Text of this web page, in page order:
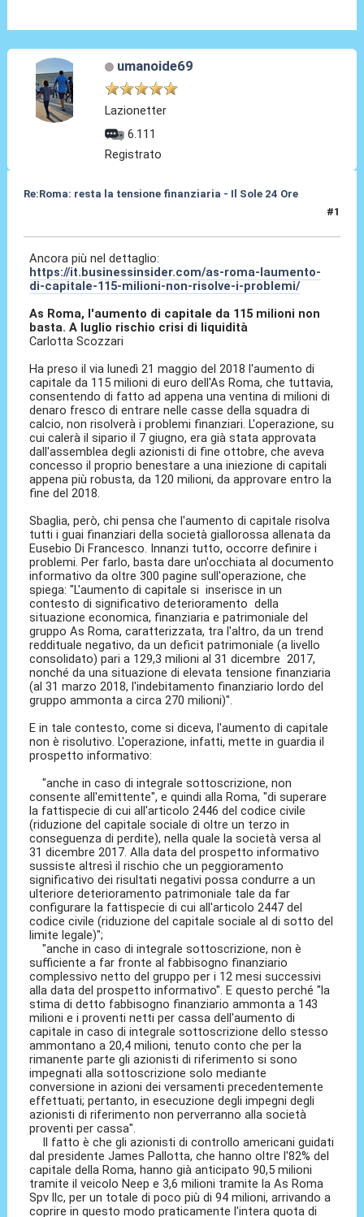
umanoide69
Lazionetter
6.111
Registrato
Re:Roma: resta la tensione finanziaria - Il Sole 24 Ore
#1
Ancora più nel dettaglio:
https://it.businessinsider.com/as-roma-laumento-
di-capitale-115-milioni-non-risolve-i-problemi/
As Roma, l'aumento di capitale da 115 milioni non
basta. A luglio rischio crisi di liquidità
Carlotta Scozzari
Ha preso il via lunedì 21 maggio del 2018 l'aumento di
capitale da 115 milioni di euro dell'As Roma, che tuttavia,
consentendo di fatto ad appena una ventina di milioni di
denaro fresco di entrare nelle casse della squadra di
calcio, non risolverà i problemi finanziari. L'operazione, su
cui calerà il sipario il 7 giugno, era già stata approvata
dall'assemblea degli azionisti di fine ottobre, che aveva
concesso il proprio benestare a una iniezione di capitali
appena più robusta, da 120 milioni, da approvare entro la
fine del 2018.
Sbaglia, però, chi pensa che l'aumento di capitale risolva
tutti i guai finanziari della società giallorossa allenata da
Eusebio Di Francesco. Innanzi tutto, occorre definire i
problemi. Per farlo, basta dare un'occhiata al documento
informativo da oltre 300 pagine sull'operazione, che
spiega: "L'aumento di capitale si inserisce in un
contesto di significativo deterioramento della
situazione economica, finanziaria e patrimoniale del
gruppo As Roma, caratterizzata, tra l'altro, da un trend
reddituale negativo, da un deficit patrimoniale (a livello
consolidato) pari a 129,3 milioni al 31 dicembre 2017,
nonché da una situazione di elevata tensione finanziaria
(al 31 marzo 2018, l'indebitamento finanziario lordo del
gruppo ammonta a circa 270 milioni)".
E in tale contesto, come si diceva, l'aumento di capitale
non è risolutivo. L'operazione, infatti, mette in guardia il
prospetto informativo:
"anche in caso di integrale sottoscrizione, non
consente all'emittente", e quindi alla Roma, "di superare
la fattispecie di cui all'articolo 2446 del codice civile
(riduzione del capitale sociale di oltre un terzo in
conseguenza di perdite), nella quale la società versa al
31 dicembre 2017. Alla data del prospetto informativo
sussiste altresì il rischio che un peggioramento
significativo dei risultati negativi possa condurre a un
ulteriore deterioramento patrimoniale tale da far
configurare la fattispecie di cui all'articolo 2447 del
codice civile (riduzione del capitale sociale al di sotto del
limite legale)";
"anche in caso di integrale sottoscrizione, non è
sufficiente a far fronte al fabbisogno finanziario
complessivo netto del gruppo per i 12 mesi successivi
alla data del prospetto informativo". E questo perché "la
stima di detto fabbisogno finanziario ammonta a 143
milioni e i proventi netti per cassa dell'aumento di
capitale in caso di integrale sottoscrizione dello stesso
ammontano a 20,4 milioni, tenuto conto che per la
rimanente parte gli azionisti di riferimento si sono
impegnati alla sottoscrizione solo mediante
conversione in azioni dei versamenti precedentemente
effettuati; pertanto, in esecuzione degli impegni degli
azionisti di riferimento non perverranno alla società
proventi per cassa".
Il fatto è che gli azionisti di controllo americani guidati
dal presidente James Pallotta, che hanno oltre l'82% del
capitale della Roma, hanno già anticipato 90,5 milioni
tramite il veicolo Neep e 3,6 milioni tramite la As Roma
Spv llc, per un totale di poco più di 94 milioni, arrivando a
coprire in questo modo praticamente l'intera quota di